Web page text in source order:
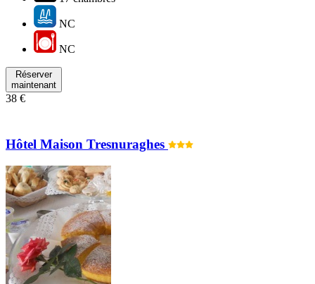
NC
NC
Réserver
maintenant
38 €
Hôtel Maison Tresnuraghes